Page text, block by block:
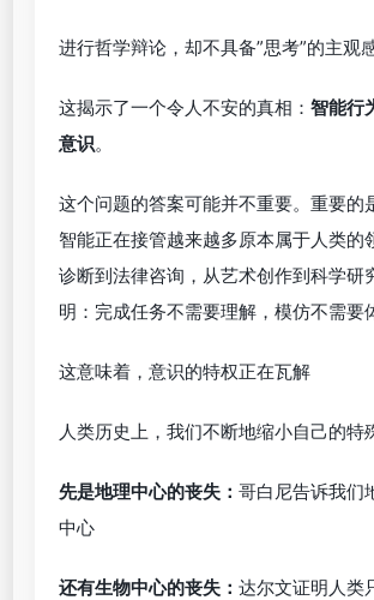
进行哲学辩论，却不具备”思考”的主观
这揭示了一个令人不安的真相： 智能行
意识。
这个问题的答案可能并不重要。重要的
智能正在接管越来越多原本属于人类的
诊断到法律咨询，从艺术创作到科学研
明：完成任务不需要理解，模仿不需要
这意味着，意识的特权正在瓦解
人类历史上，我们不断地缩小自己的特
先是地理中心的丧失： 哥白尼告诉我们
中心
还有生物中心的丧失： 达尔文证明人类